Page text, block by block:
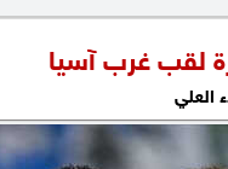
لقب غرب آسيا
العلي